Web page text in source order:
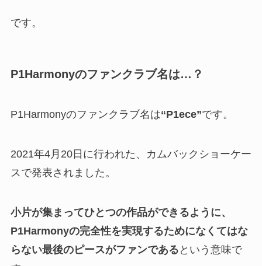
です。
P1Harmonyのファンクラブ名は…？
P1Harmonyのファンクラブ名は“P1ece”です。
2021年4月20日に行われた、カムバックショーケー
スで発表されました。
小片が集まってひとつの作品ができるように、
P1Harmonyの完全性を実現するためになくてはな
らない最後のピースがファンである という意味で